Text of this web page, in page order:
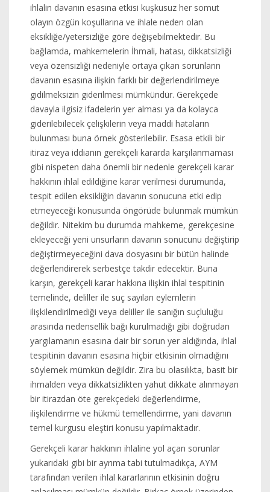
ihlalin davanın esasına etkisi kuşkusuz her somut
olayın özgün koşullarına ve ihlale neden olan
eksikliğe/yetersizliğe göre değişebilmektedir. Bu
bağlamda, mahkemelerin İhmali, hatası, dikkatsizliği
veya özensizliği nedeniyle ortaya çıkan sorunların
davanın esasına ilişkin farklı bir değerlendirilmeye
gidilmeksizin giderilmesi mümkündür. Gerekçede
davayla ilgisiz ifadelerin yer alması ya da kolayca
giderilebilecek çelişkilerin veya maddi hataların
bulunması buna örnek gösterilebilir. Esasa etkili bir
itiraz veya iddianın gerekçeli kararda karşılanmaması
gibi nispeten daha önemli bir nedenle gerekçeli karar
hakkının ihlal edildiğine karar verilmesi durumunda,
tespit edilen eksikliğin davanın sonucuna etki edip
etmeyeceği konusunda öngörüde bulunmak mümkün
değildir. Nitekim bu durumda mahkeme, gerekçesine
ekleyeceği yeni unsurların davanın sonucunu değiştirip
değiştirmeyeceğini dava dosyasını bir bütün halinde
değerlendirerek serbestçe takdir edecektir. Buna
karşın, gerekçeli karar hakkına ilişkin ihlal tespitinin
temelinde, deliller ile suç sayılan eylemlerin
ilişkilendirilmediği veya deliller ile sanığın suçluluğu
arasında nedensellik bağı kurulmadığı gibi doğrudan
yargılamanın esasına dair bir sorun yer aldığında, ihlal
tespitinin davanın esasına hiçbir etkisinin olmadığını
söylemek mümkün değildir. Zira bu olasılıkta, basit bir
ihmalden veya dikkatsizlikten yahut dikkate alınmayan
bir itirazdan öte gerekçedeki değerlendirme,
ilişkilendirme ve hükmü temellendirme, yani davanın
temel kurgusu eleştiri konusu yapılmaktadır.
Gerekçeli karar hakkının ihlaline yol açan sorunlar
yukarıdaki gibi bir ayrıma tabi tutulmadıkça, AYM
tarafından verilen ihlal kararlarının etkisinin doğru